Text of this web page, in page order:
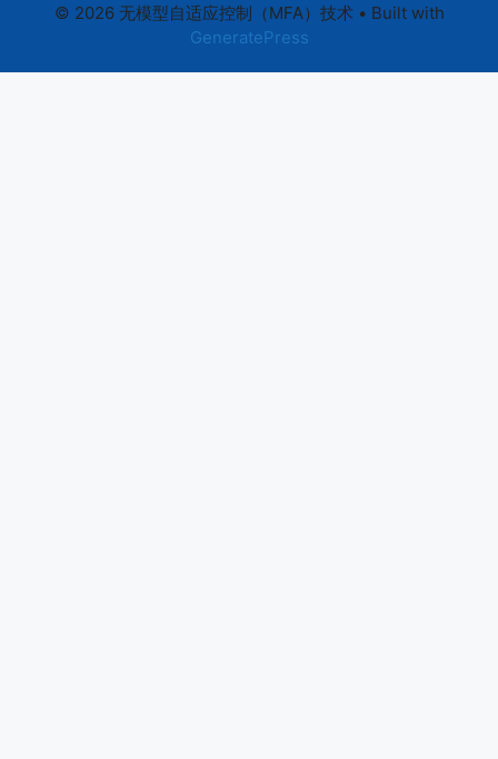
© 2026 无模型自适应控制（MFA）技术• Built with
GeneratePress